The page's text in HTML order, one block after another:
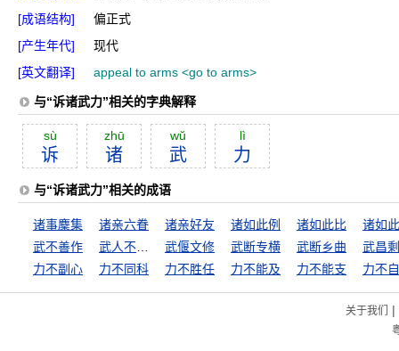
[成语结构]
偏正式
[产生年代]
现代
[英文翻译]
appeal to arms <go to arms>
与“诉诸武力”相关的字典解释
sù
诉
zhū
诸
wŭ
武
lì
力
与“诉诸武力”相关的成语
诸事麇集 诸亲六眷 诸亲好友 诸如此例 诸如此比
诸如
武不善作
武偃文修 武断专横 武断乡曲
武昌
力不副心
力不同科 力不胜任 力不能及 力不能支 力不
关于我们 |